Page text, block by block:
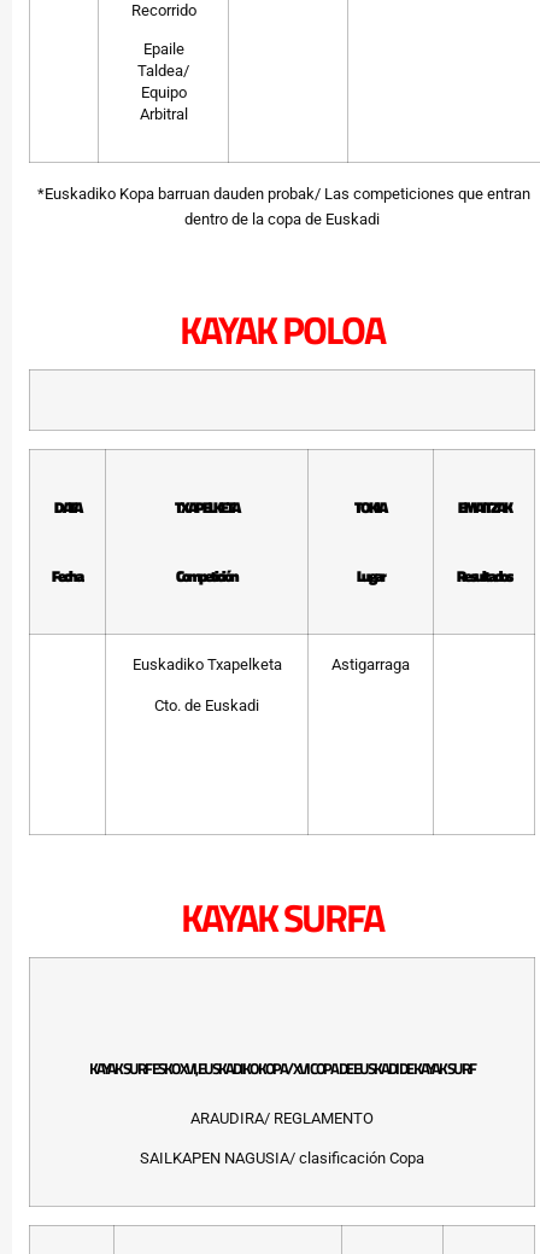
Recorrido
Epaile
Taldea/
Equipo
Arbitral
*Euskadiko Kopa barruan dauden probak/ Las competiciones que entran
dentro de la copa de Euskadi
KAYAK POLOA
DATA
Fecha
TXAPELKETA
Competición
TOKIA
Lugar
EMAITZAK
Resultados
Euskadiko Txapelketa
Cto. de Euskadi
Astigarraga
KAYAK SURFA
KAYAK SURF ESKO XVI, EUSKADIKO KOPA/ XVI COPA DE EUSKADI DE KAYAK SURF
ARAUDIRA/ REGLAMENTO
SAILKAPEN NAGUSIA/ clasificación Copa